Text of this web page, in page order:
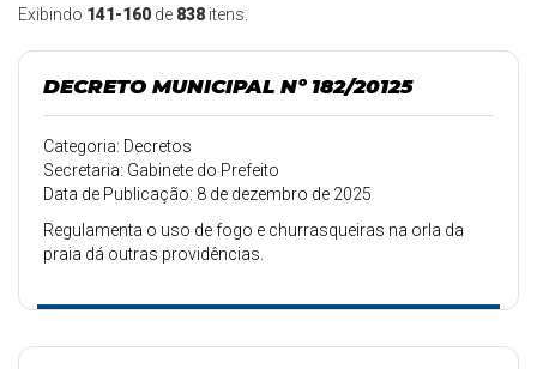
Exibindo 141-160 de 838 itens.
DECRETO MUNICIPAL Nº 182/20125
Categoria: Decretos
Secretaria: Gabinete do Prefeito
Data de Publicação: 8 de dezembro de 2025
Regulamenta o uso de fogo e churrasqueiras na orla da
praia dá outras providências.